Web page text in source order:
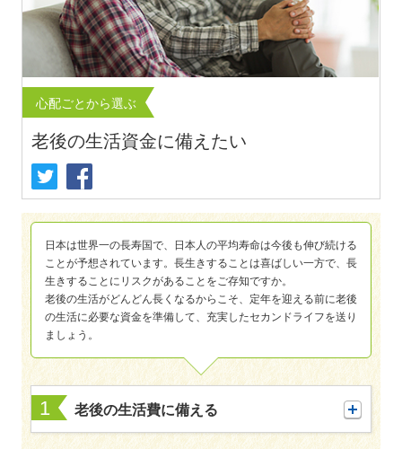
あんしんがん治療保険
がん診断保険Ｒ
死亡保険（終身保険・定期保険）
長生き支援終身
スマートあんしん定期
あんしん定期エール
あんしん夢終身
定期保険
家計保障・就業不能保障
家計保障定期保険ＮＥＯ
介護年金保険
あんしんねんきん介護
あんしんねんきん介護Ｒ
こども保険
5年ごと利差配当付こども保険
個人年金保険
個人年金保険
変額保険
マーケットリンク
保険金・給付金・満期金・年金等
契約内容／登録情報の確認・変更
契約者貸付の利用・返済
保障内容の見直し・契約の解約
変額保険・変額年金保険固有のお
総合福祉団体定期保険のお手続き
ライフイベントごとのお手続き
急な資金が必要なとき
引越しするとき
結婚するとき
保険料の支払いが困難なとき
海外渡航するとき
確定申告・年末調整するとき
子どもが生まれるとき
子どもが独立・就職するとき
転職・退職するとき
離婚するとき
介護が必要になったとき
従業員の皆様向け商品
お客様本位の業務運営方針
お客様からの贈り物（お客様の
声）
お客様をがんからお守りする運動
サステナビリティ
採用情報
保険金等の適切なお支払いに向け
あんしん解体新書
資料請求
お問い合わせ
よくある質問
保険用語集
東京海上ホールディングス
心配ごとから選ぶ
老後の生活資金に備えたい
日本は世界一の長寿国で、日本人の平均寿命は今後も伸び続ける
ことが予想されています。長生きすることは喜ばしい一方で、長
生きすることにリスクがあることをご存知ですか。
老後の生活がどんどん長くなるからこそ、定年を迎える前に老後
の生活に必要な資金を準備して、充実したセカンドライフを送り
ましょう。
1 老後の生活費に備える